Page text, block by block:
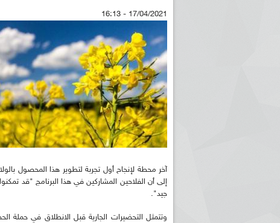
17/04/2021 - 16:13
آخر محطة لإنجاح أول تجربة لتطوير هذا المحصول
إلى أن الفلاحين المشاركين في هذا البرنامج "قد
جيد".
وتتمثل التحضيرات الجارية قبل الانطلاق في حملة